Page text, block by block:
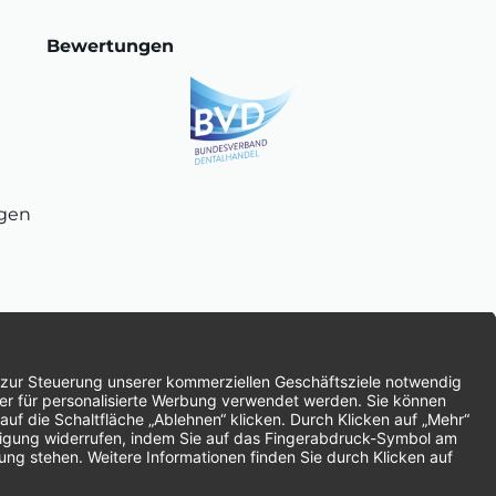
Bewertungen